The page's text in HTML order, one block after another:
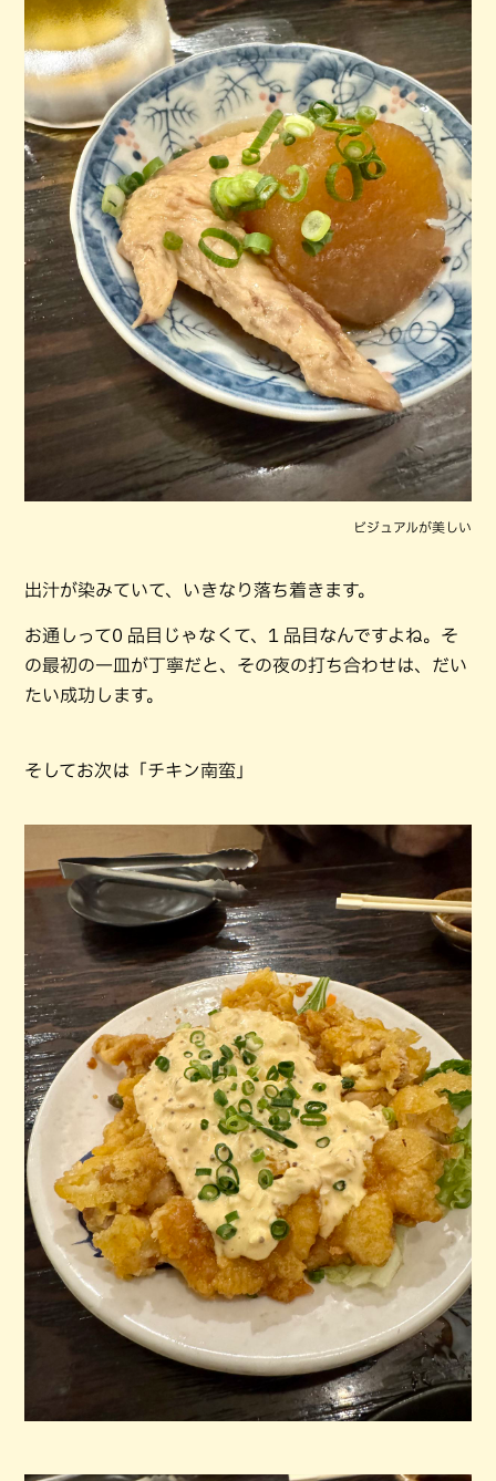
ビジュアルが美しい
出汁が染みていて、いきなり落ち着きます。
お通しって0 品目じゃなくて、1 品目なんですよね。そ
の最初の一皿が丁寧だと、その夜の打ち合わせは、だい
たい成功します。
そしてお次は「チキン南蛮」